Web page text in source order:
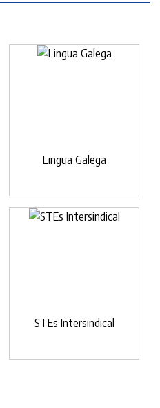
Lingua Galega
STEs Intersindical